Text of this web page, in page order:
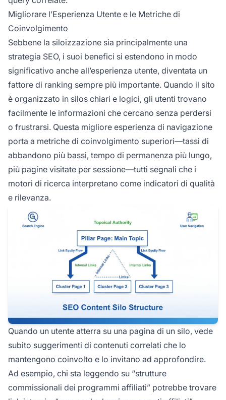
Migliorare l’Esperienza Utente e le Metriche di
Coinvolgimento
Sebbene la siloizzazione sia principalmente una
strategia SEO, i suoi benefici si estendono in modo
significativo anche all’esperienza utente, diventata un
fattore di ranking sempre più importante. Quando il sito
è organizzato in silos chiari e logici, gli utenti trovano
facilmente le informazioni che cercano senza perdersi
o frustrarsi. Questa migliore esperienza di navigazione
porta a metriche di coinvolgimento superiori—tassi di
abbandono più bassi, tempo di permanenza più lungo,
più pagine visitate per sessione—tutti segnali che i
motori di ricerca interpretano come indicatori di qualità
e rilevanza.
Quando un utente atterra su una pagina di un silo, vede
subito suggerimenti di contenuti correlati che lo
mantengono coinvolto e lo invitano ad approfondire.
Ad esempio, chi sta leggendo su “strutture
commissionali dei programmi affiliati” potrebbe trovare